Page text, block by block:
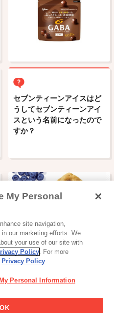
セブンティーンアイスはど
うしてセブンティーンアイ
スという名前になったので
すか？
毎日果実
My Personal
site navigation,
our marketing efforts. We
your use of our site with
Policy. For more
Privacy Policy
Personal Information
OK